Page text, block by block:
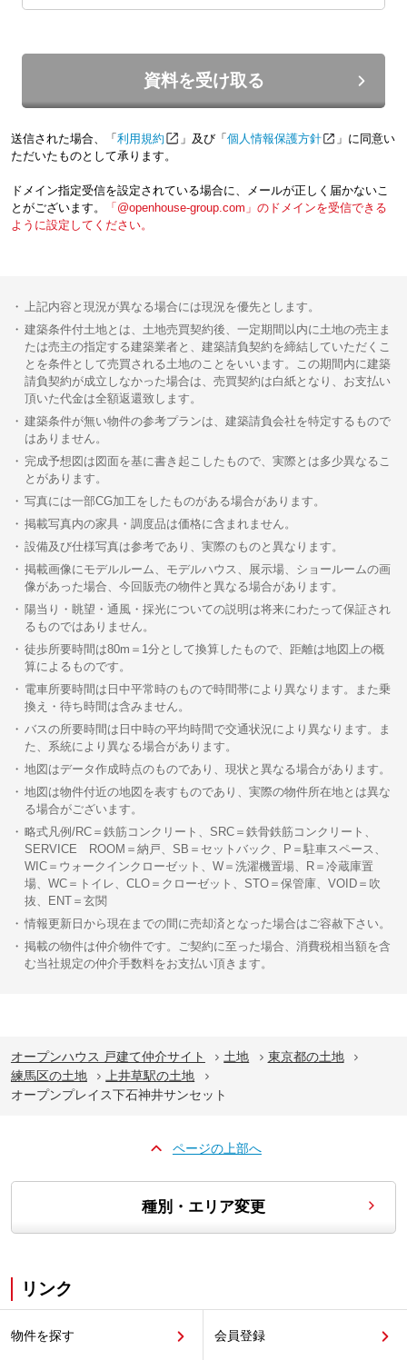
資料を受け取る
送信された場合、「利用規約 」及び「個人情報保護方針
」に同意い
ただいたものとして承ります。
ドメイン指定受信を設定されている場合に、メールが正しく届かないこ
とがございます。
「@openhouse-group.com」のドメインを受信できる
ように設定してください。
上記内容と現況が異なる場合には現況を優先とします。
建築条件付土地とは、土地売買契約後、一定期間以内に土地の売主ま
たは売主の指定する建築業者と、建築請負契約を締結していただくこ
とを条件として売買される土地のことをいいます。この期間内に建築
請負契約が成立しなかった場合は、売買契約は白紙となり、お支払い
頂いた代金は全額返還致します。
建築条件が無い物件の参考プランは、建築請負会社を特定するもので
はありません。
完成予想図は図面を基に書き起こしたもので、実際とは多少異なるこ
とがあります。
写真には一部CG加工をしたものがある場合があります。
掲載写真内の家具・調度品は価格に含まれません。
設備及び仕様写真は参考であり、実際のものと異なります。
掲載画像にモデルルーム、モデルハウス、展示場、ショールームの画
像があった場合、今回販売の物件と異なる場合があります。
陽当り・眺望・通風・採光についての説明は将来にわたって保証され
るものではありません。
徒歩所要時間は80m＝1分として換算したもので、距離は地図上の概
算によるものです。
電車所要時間は日中平常時のもので時間帯により異なります。また乗
換え・待ち時間は含みません。
バスの所要時間は日中時の平均時間で交通状況により異なります。ま
た、系統により異なる場合があります。
地図はデータ作成時点のものであり、現状と異なる場合があります。
地図は物件付近の地図を表すものであり、実際の物件所在地とは異な
る場合がございます。
略式凡例/RC＝鉄筋コンクリート、SRC＝鉄骨鉄筋コンクリート、
SERVICE ROOM＝納戸、SB＝セットバック、P＝駐車スペース、
WIC＝ウォークインクローゼット、W＝洗濯機置場、R＝冷蔵庫置
場、WC＝トイレ、CLO＝クローゼット、STO＝保管庫、VOID＝吹
抜、ENT＝玄関
情報更新日から現在までの間に売却済となった場合はご容赦下さい。
掲載の物件は仲介物件です。ご契約に至った場合、消費税相当額を含
む当社規定の仲介手数料をお支払い頂きます。
オープンハウス 戸建て仲介サイト 土地
東京都の土地
練馬区の土地
上井草駅の土地
オープンプレイス下石神井サンセット
ページの上部へ
種別・エリア変更
リンク
物件を探す 会員登録